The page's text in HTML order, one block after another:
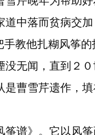
中落而贫病交加
手教他扎糊风筝的
没无闻，直到２
是曹雪芹遗作，
谱》。它以风筝